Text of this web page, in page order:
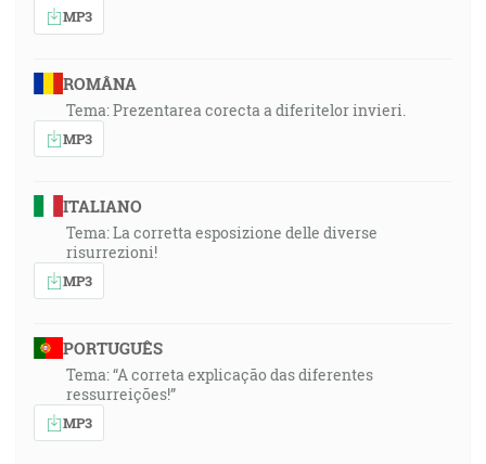
MP3
ROMÂNA
Tema: Prezentarea corecta a diferitelor invieri.
MP3
ITALIANO
Tema: La corretta esposizione delle diverse
risurrezioni!
MP3
PORTUGUÊS
Tema: “A correta explicação das diferentes
ressurreições!”
MP3